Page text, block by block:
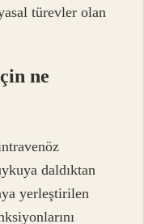
türevler olan
ne
daldıktan
yerleştirilen